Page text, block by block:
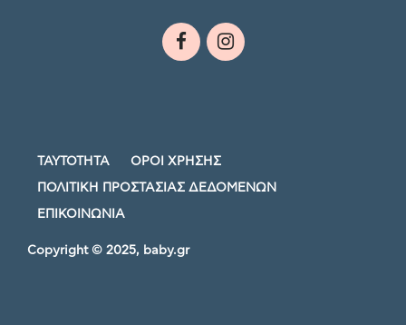
ΤΑΥΤΟΤΗΤΑ ΟΡΟΙ ΧΡΗΣΗΣ
ΠΟΛΙΤΙΚΗ ΠΡΟΣΤΑΣΙΑΣ ΔΕΔΟΜΕΝΩΝ
ΕΠΙΚΟΙΝΩΝΙΑ
Copyright © 2025, baby.gr